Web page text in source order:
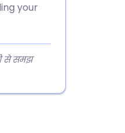
your
से समझ